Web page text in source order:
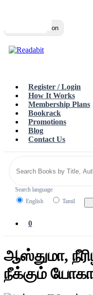
Toggle navigation
Register / Login
How It Works
Membership Plans
Bookrack
Promotions
Blog
Contact Us
Search language
English
Tamil
0
ஆஸ்துமா,
நீக்கும்